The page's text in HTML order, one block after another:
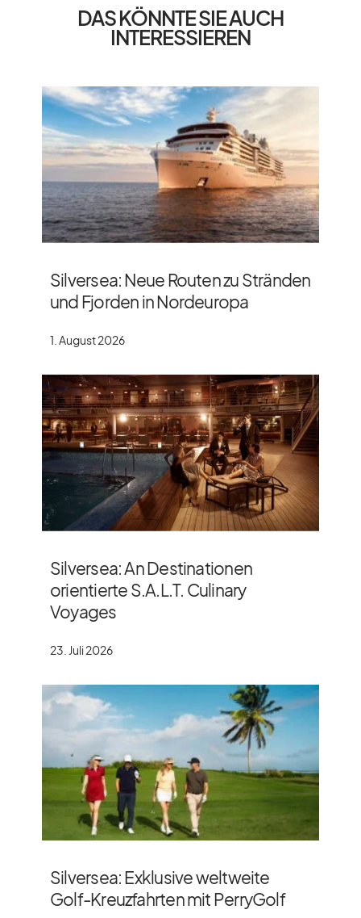
DAS KÖNNTE SIE AUCH
INTERESSIEREN
Silversea: Neue Routen zu Stränden
und Fjorden in Nordeuropa
1. August 2026
Silversea: An Destinationen
orientierte S.A.L.T. Culinary
Voyages
23. Juli 2026
Silversea: Exklusive weltweite
Golf-Kreuzfahrten mit PerryGolf